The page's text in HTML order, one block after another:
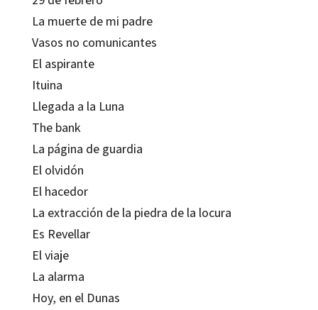
La muerte de mi padre
Vasos no comunicantes
El aspirante
Ituina
Llegada a la Luna
The bank
La página de guardia
El olvidón
El hacedor
La extracción de la piedra de la locura
Es Revellar
El viaje
La alarma
Hoy, en el Dunas